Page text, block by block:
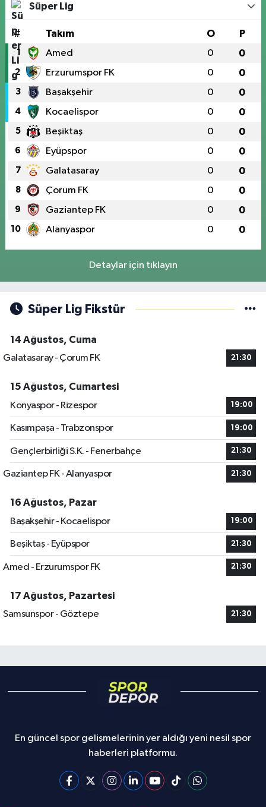
Süper Lig
# Takım O P
1 Amed 0 0
2 Erzurumspor FK 0 0
3 Başakşehir 0 0
4 Kocaelispor 0 0
5 Beşiktaş 0 0
6 Eyüpspor 0 0
7 Galatasaray 0 0
8 Çorum FK 0 0
9 Gaziantep FK 0 0
10 Alanyaspor 0 0
Detaylar için tıklayın
Süper Lig Fikstür
14 Ağustos, Cuma
Galatasaray - Çorum FK
21:30
15 Ağustos, Cumartesi
Konyaspor - Rizespor
19:00
Kasımpaşa - Trabzonspor 19:00
Gençlerbirliği S.K. - Fenerbahçe 21:30
Gaziantep FK - Alanyaspor 21:30
16 Ağustos, Pazar
Başakşehir - Kocaelispor
19:00
Beşiktaş - Eyüpspor 21:30
Amed - Erzurumspor FK 21:30
17 Ağustos, Pazartesi
Samsunspor - Göztepe
21:30
En güncel spor gelişmelerinin yer aldığı yeni nesil spor
haberleri platformu.